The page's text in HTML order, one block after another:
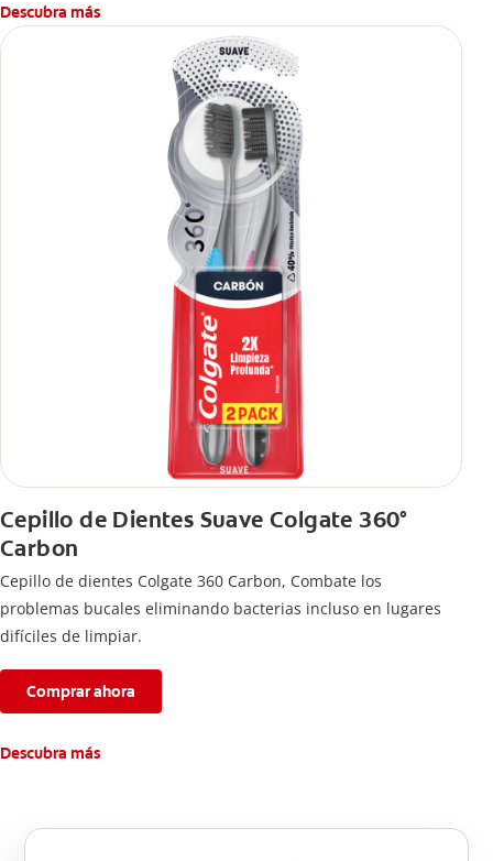
Descubra más
Cepillo de Dientes Suave Colgate 360°
Carbon
Cepillo de dientes Colgate 360 ​​Carbon, Combate los
problemas bucales eliminando bacterias incluso en lugares
difíciles de limpiar.
Comprar ahora
Descubra más